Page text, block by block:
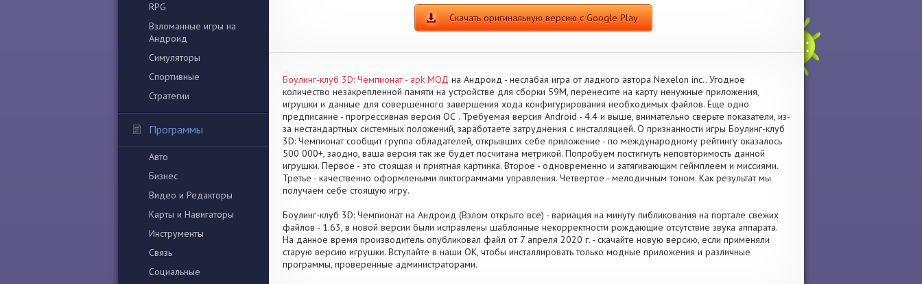
RPG
Взломанные игры на
Андроид
Симуляторы
Спортивные
Стратегии
Программы
Авто
Бизнес
Видео и Редакторы
Карты и Навигаторы
Инструменты
Связь
Социальные
Скачать оригинальную версию с Google Play
Боулинг-клуб 3D: Чемпионат - apk МОД на Андроид - неслабая игра от ладного автора Nexelon inc.. Угодное
количество незакрепленной памяти на устройстве для сборки 59M, перенесите на карту ненужные приложения,
игрушки и данные для совершенного завершения хода конфигурирования необходимых файлов. Еще одно
предписание - прогрессивная версия ОС . Требуемая версия Android - 4.4 и выше, внимательно сверьте показатели, из-
за нестандартных системных положений, заработаете затруднения с инсталляцией. О признанности игры Боулинг-клуб
3D: Чемпионат сообщит группа обладателей, открывших себе приложение - по международному рейтингу оказалось
500 000+, заодно, ваша версия так же будет посчитана метрикой. Попробуем постигнуть неповторимость данной
игрушки. Первое - это стоящая и приятная картинка. Второе - одновременно и затягивающим геймплеем и миссиями.
Третье - качественно оформлеными пиктограммами управления. Четвертое - мелодичным тоном. Как результат мы
получаем себе стоящую игру.
Боулинг-клуб 3D: Чемпионат на Андроид (Взлом открыто все) - вариация на минуту пибликования на портале свежих
файлов - 1.63, в новой версии были исправлены шаблонные некорректности рождающие отсутствие звука аппарата.
На данное время производитель опубликовал файл от 7 апреля 2020 г. - скачайте новую версию, если применяли
старую версию игрушки. Вступайте в наши OK, чтобы инсталлировать только модные приложения и различные
программы, проверенные администраторами.